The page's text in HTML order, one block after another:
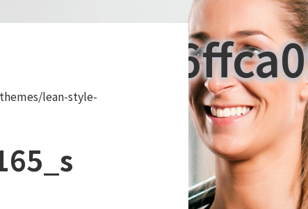
lean-style-